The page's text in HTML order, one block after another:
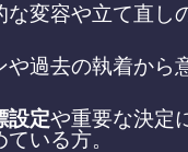
な変容や立て直し
や過去の執着から
設定や重要な決定
ている方。